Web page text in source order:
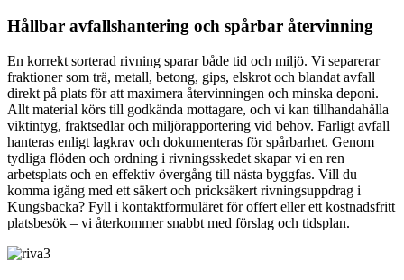
Hållbar avfallshantering och spårbar återvinning
En korrekt sorterad rivning sparar både tid och miljö. Vi separerar
fraktioner som trä, metall, betong, gips, elskrot och blandat avfall
direkt på plats för att maximera återvinningen och minska deponi.
Allt material körs till godkända mottagare, och vi kan tillhandahålla
viktintyg, fraktsedlar och miljörapportering vid behov. Farligt avfall
hanteras enligt lagkrav och dokumenteras för spårbarhet. Genom
tydliga flöden och ordning i rivningsskedet skapar vi en ren
arbetsplats och en effektiv övergång till nästa byggfas. Vill du
komma igång med ett säkert och pricksäkert rivningsuppdrag i
Kungsbacka? Fyll i kontaktformuläret för offert eller ett kostnadsfritt
platsbesök – vi återkommer snabbt med förslag och tidsplan.